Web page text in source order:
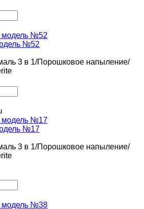
№52
3 в 1/Порошковое напыление/
№17
3 в 1/Порошковое напыление/